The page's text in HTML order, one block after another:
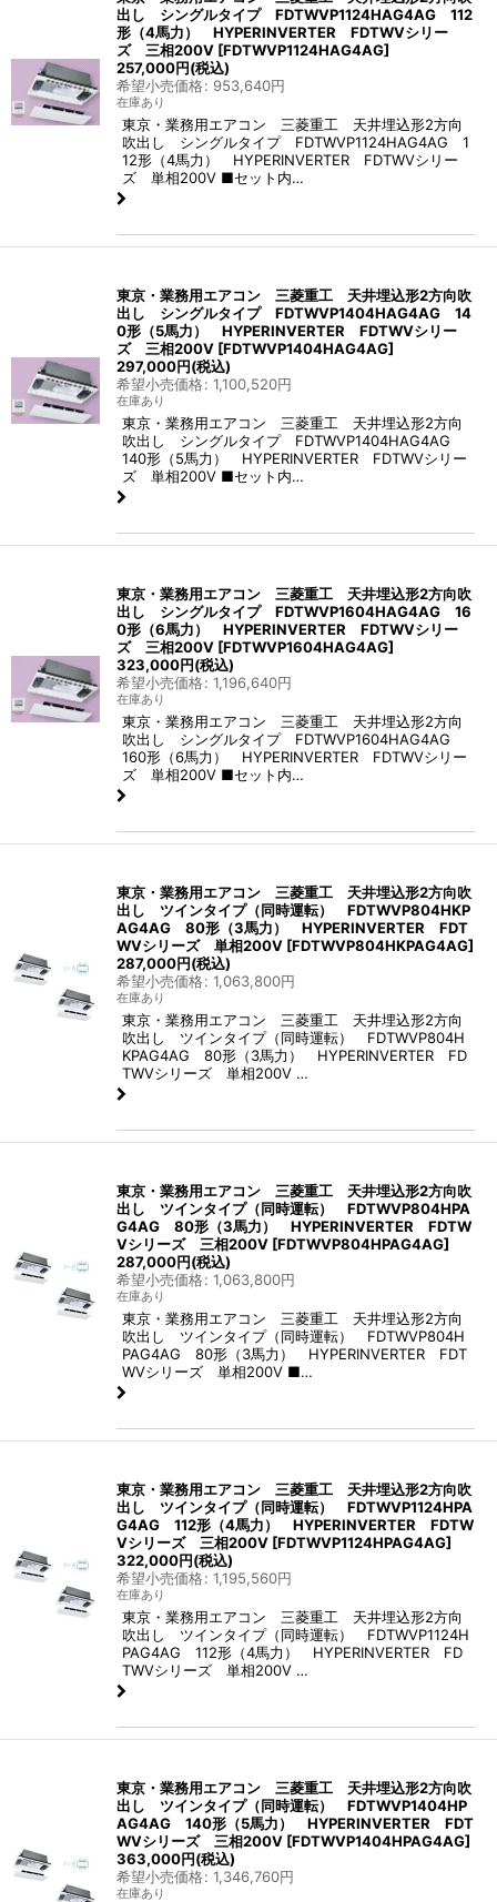
出し シングルタイプ FDTWVP1124HAG4AG 112
形（4馬力） HYPERINVERTER FDTWVシリー
ズ 三相200V [FDTWVP1124HAG4AG]
257,000円(税込)
希望小売価格: 953,640円
在庫あり
東京・業務用エアコン 三菱重工 天井埋込形2方向
吹出し シングルタイプ FDTWVP1124HAG4AG 1
12形（4馬力） HYPERINVERTER FDTWVシリー
ズ 単相200V ■セット内…
東京・業務用エアコン 三菱重工 天井埋込形2方向吹
出し シングルタイプ FDTWVP1404HAG4AG 14
0形（5馬力） HYPERINVERTER FDTWVシリー
ズ 三相200V [FDTWVP1404HAG4AG]
297,000円(税込)
希望小売価格: 1,100,520円
在庫あり
東京・業務用エアコン 三菱重工 天井埋込形2方向
吹出し シングルタイプ FDTWVP1404HAG4AG
140形（5馬力） HYPERINVERTER FDTWVシリー
ズ 単相200V ■セット内…
東京・業務用エアコン 三菱重工 天井埋込形2方向吹
出し シングルタイプ FDTWVP1604HAG4AG 16
0形（6馬力） HYPERINVERTER FDTWVシリー
ズ 三相200V [FDTWVP1604HAG4AG]
323,000円(税込)
希望小売価格: 1,196,640円
在庫あり
東京・業務用エアコン 三菱重工 天井埋込形2方向
吹出し シングルタイプ FDTWVP1604HAG4AG
160形（6馬力） HYPERINVERTER FDTWVシリー
ズ 単相200V ■セット内…
東京・業務用エアコン 三菱重工 天井埋込形2方向吹
出し ツインタイプ（同時運転） FDTWVP804HKP
AG4AG 80形（3馬力） HYPERINVERTER FDT
WVシリーズ 単相200V [FDTWVP804HKPAG4AG]
287,000円(税込)
希望小売価格: 1,063,800円
在庫あり
東京・業務用エアコン 三菱重工 天井埋込形2方向
吹出し ツインタイプ（同時運転） FDTWVP804H
KPAG4AG 80形（3馬力） HYPERINVERTER FD
TWVシリーズ 単相200V …
東京・業務用エアコン 三菱重工 天井埋込形2方向吹
出し ツインタイプ（同時運転） FDTWVP804HPA
G4AG 80形（3馬力） HYPERINVERTER FDTW
Vシリーズ 三相200V [FDTWVP804HPAG4AG]
287,000円(税込)
希望小売価格: 1,063,800円
在庫あり
東京・業務用エアコン 三菱重工 天井埋込形2方向
吹出し ツインタイプ（同時運転） FDTWVP804H
PAG4AG 80形（3馬力） HYPERINVERTER FDT
WVシリーズ 単相200V ■…
東京・業務用エアコン 三菱重工 天井埋込形2方向吹
出し ツインタイプ（同時運転） FDTWVP1124HPA
G4AG 112形（4馬力） HYPERINVERTER FDTW
Vシリーズ 三相200V [FDTWVP1124HPAG4AG]
322,000円(税込)
希望小売価格: 1,195,560円
在庫あり
東京・業務用エアコン 三菱重工 天井埋込形2方向
吹出し ツインタイプ（同時運転） FDTWVP1124H
PAG4AG 112形（4馬力） HYPERINVERTER FD
TWVシリーズ 単相200V …
東京・業務用エアコン 三菱重工 天井埋込形2方向吹
出し ツインタイプ（同時運転） FDTWVP1404HP
AG4AG 140形（5馬力） HYPERINVERTER FDT
WVシリーズ 三相200V [FDTWVP1404HPAG4AG]
363,000円(税込)
希望小売価格: 1,346,760円
在庫あり